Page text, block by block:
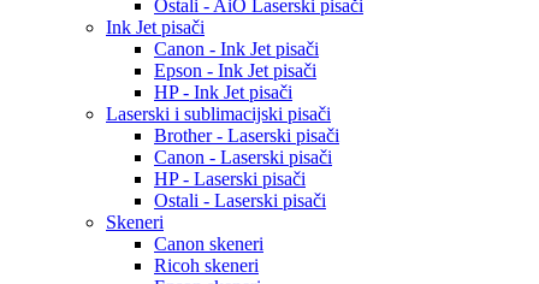
Ostali - AiO Laserski pisači
Ink Jet pisači
Canon - Ink Jet pisači
Epson - Ink Jet pisači
HP - Ink Jet pisači
Laserski i sublimacijski pisači
Brother - Laserski pisači
Canon - Laserski pisači
HP - Laserski pisači
Ostali - Laserski pisači
Skeneri
Canon skeneri
Ricoh skeneri